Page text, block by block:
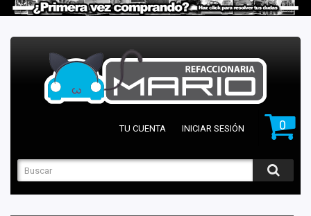
0
TU CUENTA INICIAR SESIÓN